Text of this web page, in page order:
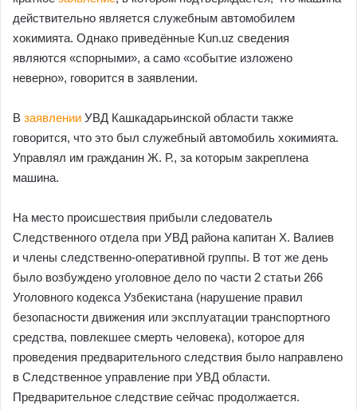
действительно является служебным автомобилем
хокимията. Однако приведённые Kun.uz сведения
являются «спорными», а само «событие изложено
неверно», говорится в заявлении.
В заявлении УВД Кашкадарьинской области также
говорится, что это был служебный автомобиль хокимията.
Управлял им гражданин Ж. Р., за которым закреплена
машина.
На место происшествия прибыли следователь
Следственного отдела при УВД района капитан Х. Валиев
и члены следственно-оперативной группы. В тот же день
было возбуждено уголовное дело по части 2 статьи 266
Уголовного кодекса Узбекистана (нарушение правил
безопасности движения или эксплуатации транспортного
средства, повлекшее смерть человека), которое для
проведения предварительного следствия было направлено
в Следственное управление при УВД области.
Предварительное следствие сейчас продолжается.